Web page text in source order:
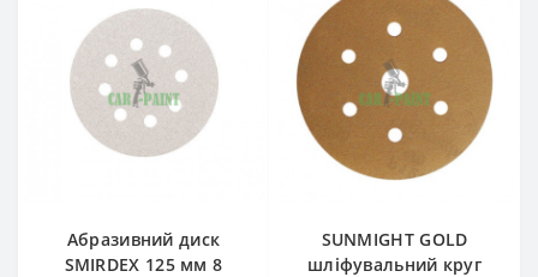
Абразивний диск
SMIRDEX 125 мм 8
SUNMIGHT GOLD
шліфувальний круг